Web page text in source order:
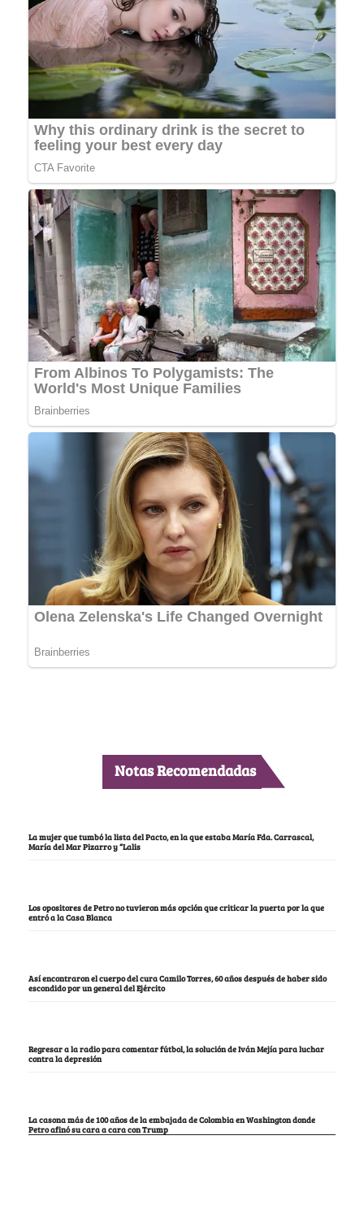
Notas Recomendadas
La mujer que tumbó la lista del Pacto, en la que estaba María Fda. Carrascal,
María del Mar Pizarro y “Lalis
Los opositores de Petro no tuvieron más opción que criticar la puerta por la que
entró a la Casa Blanca
Así encontraron el cuerpo del cura Camilo Torres, 60 años después de haber sido
escondido por un general del Ejército
Regresar a la radio para comentar fútbol, la solución de Iván Mejía para luchar
contra la depresión
La casona más de 100 años de la embajada de Colombia en Washington donde
Petro afinó su cara a cara con Trump